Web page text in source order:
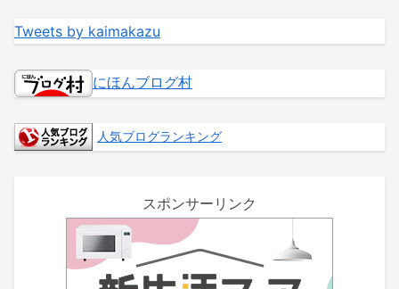
Tweets by kaimakazu
にほんブログ村
人気ブログランキング
スポンサーリンク